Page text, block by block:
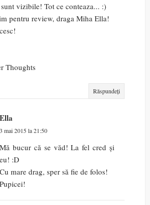
vizibile! Tot ce conteaza... :)
pentru review, draga Miha Ella!
Thoughts
Răspundeți
Ella
3 mai 2015 la 21:50
Mă bucur că se văd! La fel cred și
eu! :D
Cu mare drag, sper să fie de folos!
Pupicei!